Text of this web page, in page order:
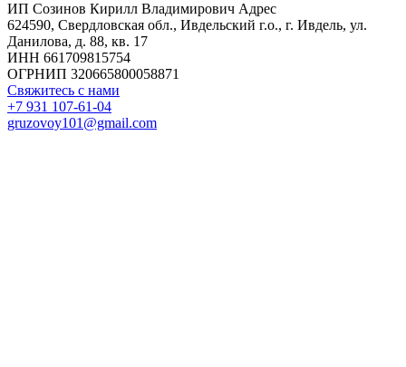
ИП Созинов Кирилл Владимирович Адрес
624590, Свердловская обл., Ивдельский г.о., г. Ивдель, ул.
Данилова, д. 88, кв. 17
ИНН 661709815754
ОГРНИП 320665800058871
Свяжитесь с нами
+7 931 107-61-04
gruzovoy101@gmail.com